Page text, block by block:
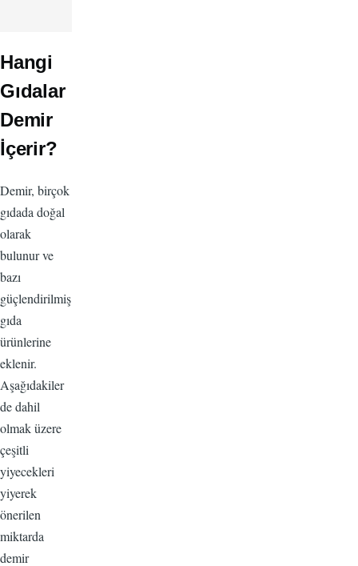
Hangi
Gıdalar
Demir
İçerir?
Demir, birçok
gıdada doğal
olarak
bulunur ve
bazı
güçlendirilmiş
gıda
ürünlerine
eklenir.
Aşağıdakiler
de dahil
olmak üzere
çeşitli
yiyecekleri
yiyerek
önerilen
miktarda
demir